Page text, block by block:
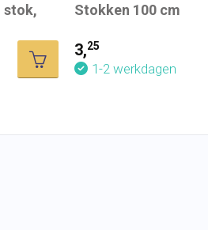
stok,
Stokken 100 cm
3,25
1-2 werkdagen